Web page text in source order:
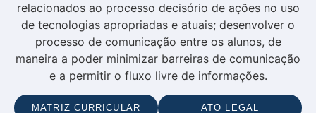
relacionados ao processo decisório de ações no uso
de tecnologias apropriadas e atuais; desenvolver o
processo de comunicação entre os alunos, de
maneira a poder minimizar barreiras de comunicação
e a permitir o fluxo livre de informações.
MATRIZ CURRICULAR ATO LEGAL